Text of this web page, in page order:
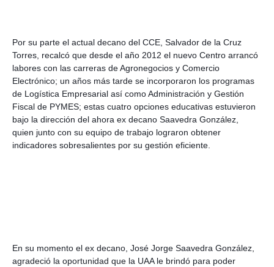
Por su parte el actual decano del CCE, Salvador de la Cruz
Torres, recalcó que desde el año 2012 el nuevo Centro arrancó
labores con las carreras de Agronegocios y Comercio
Electrónico; un años más tarde se incorporaron los programas
de Logística Empresarial así como Administración y Gestión
Fiscal de PYMES; estas cuatro opciones educativas estuvieron
bajo la dirección del ahora ex decano Saavedra González,
quien junto con su equipo de trabajo lograron obtener
indicadores sobresalientes por su gestión eficiente.
En su momento el ex decano, José Jorge Saavedra González,
agradeció la oportunidad que la UAA le brindó para poder